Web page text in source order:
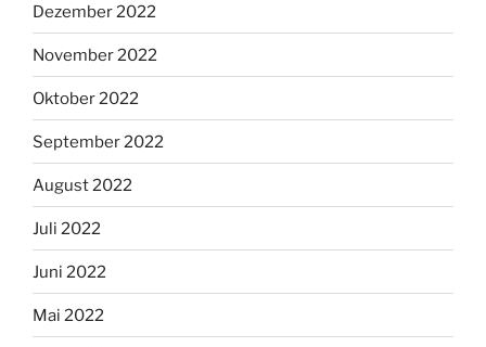
Dezember 2022
November 2022
Oktober 2022
September 2022
August 2022
Juli 2022
Juni 2022
Mai 2022